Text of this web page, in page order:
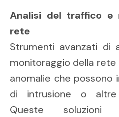
Analisi del traffico e
rete
Strumenti avanzati di
monitoraggio della
anomalie che possono
di intrusione o
Queste soluzioni